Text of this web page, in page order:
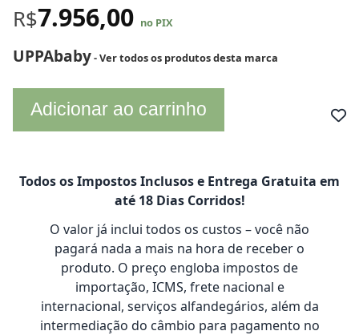
R$7.956,00 no PIX
UPPAbaby- Ver todos os produtos desta marca
Adicionar ao carrinho
Todos os Impostos Inclusos e Entrega Gratuita em
até 18 Dias Corridos!
O valor já inclui todos os custos – você não
pagará nada a mais na hora de receber o
produto. O preço engloba impostos de
importação, ICMS, frete nacional e
internacional, serviços alfandegários, além da
intermediação do câmbio para pagamento no